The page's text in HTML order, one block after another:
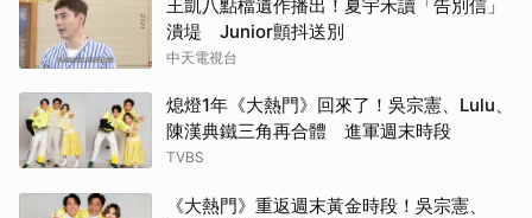
王凱八點檔遺作播出！夏宇禾讀「告別信」
潰堤 Junior顫抖送別
中天電視台
熄燈1年《大熱門》回來了！吳宗憲、Lulu、
陳漢典鐵三角再合體 進軍週末時段
TVBS
《大熱門》重返週末黃金時段！吳宗憲、